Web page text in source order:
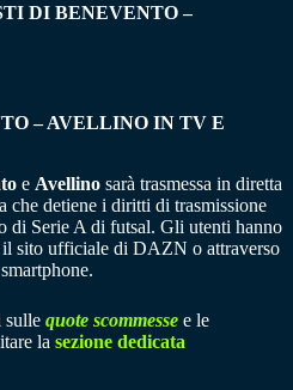
DI BENEVENTO –
– AVELLINO IN TV E
e Avellino sarà trasmessa in diretta
che detiene i diritti di trasmissione
di Serie A di futsal. Gli utenti hanno
il sito ufficiale di DAZN o attraverso
sulle quote scommesse e le
la sezione dedicata